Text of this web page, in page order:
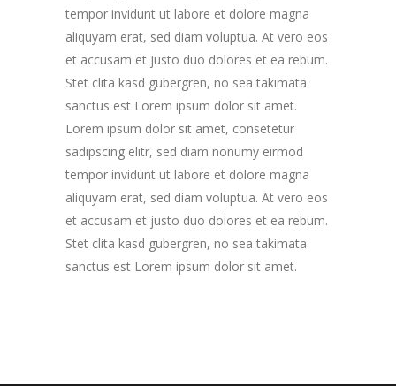
tempor invidunt ut labore et dolore magna
aliquyam erat, sed diam voluptua. At vero eos
et accusam et justo duo dolores et ea rebum.
Stet clita kasd gubergren, no sea takimata
sanctus est Lorem ipsum dolor sit amet.
Lorem ipsum dolor sit amet, consetetur
sadipscing elitr, sed diam nonumy eirmod
tempor invidunt ut labore et dolore magna
aliquyam erat, sed diam voluptua. At vero eos
et accusam et justo duo dolores et ea rebum.
Stet clita kasd gubergren, no sea takimata
sanctus est Lorem ipsum dolor sit amet.